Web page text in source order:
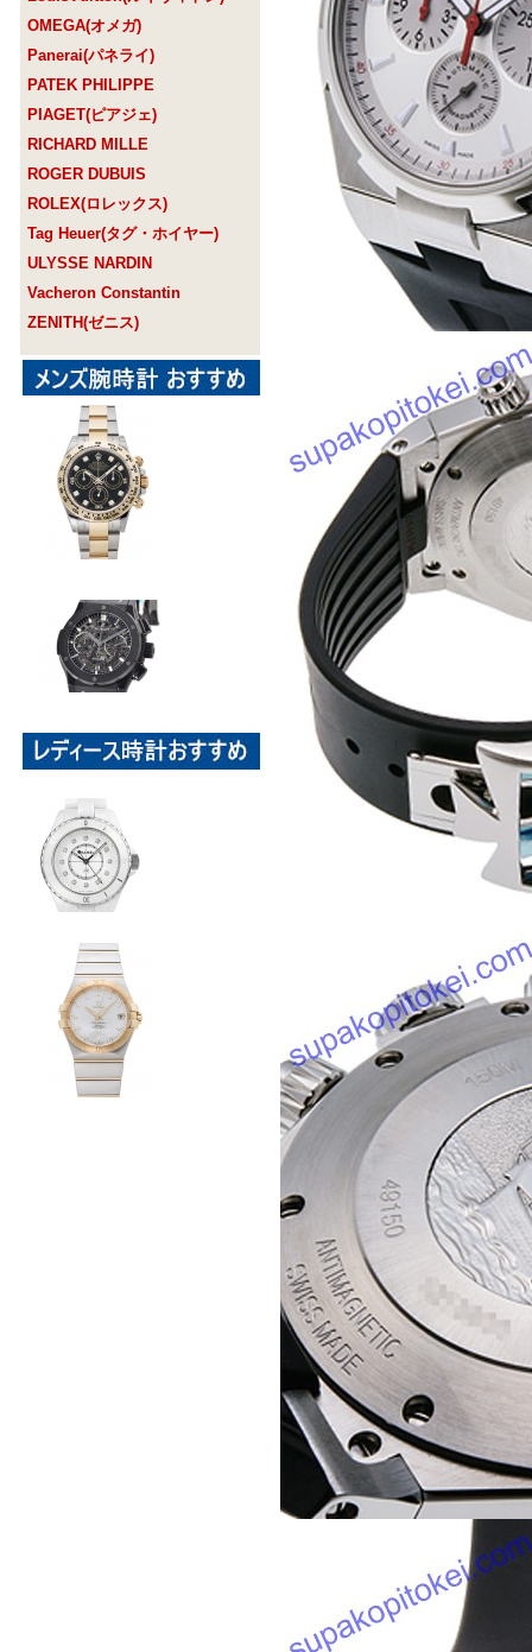
OMEGA(オメガ)
Panerai(パネライ)
PATEK PHILIPPE
PIAGET(ピアジェ)
RICHARD MILLE
ROGER DUBUIS
ROLEX(ロレックス)
Tag Heuer(タグ・ホイヤー)
ULYSSE NARDIN
Vacheron Constantin
ZENITH(ゼニス)